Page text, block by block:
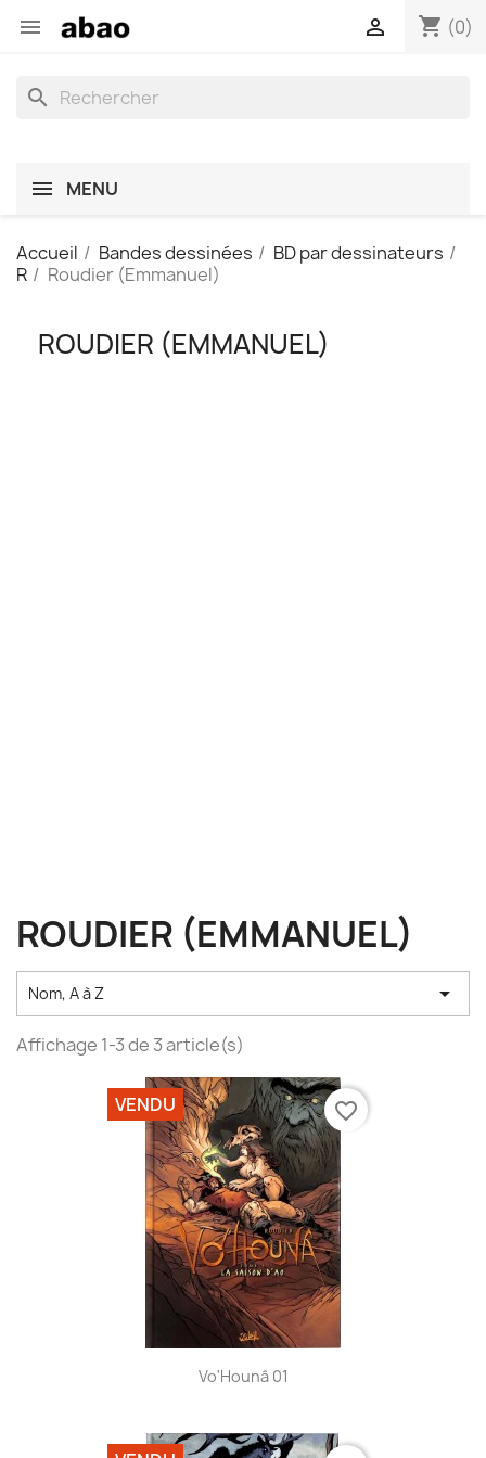
 shopping_cart (0)

search
MENU
Accueil Bandes dessinées
BD par dessinateurs
R
Roudier (Emmanuel)
ROUDIER (EMMANUEL)
ROUDIER (EMMANUEL)
Nom, A à Z 
Affichage 1-3 de 3 article(s)
Vo'Hounâ 01
VENDU favorite_border